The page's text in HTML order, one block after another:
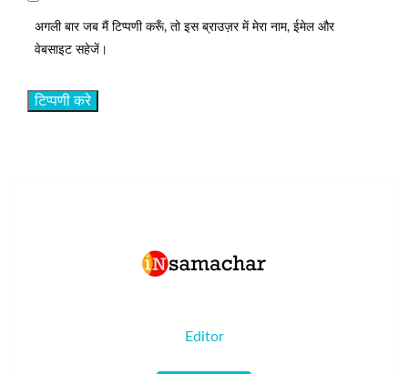
अगली बार जब मैं टिप्पणी करूँ, तो इस ब्राउज़र में मेरा नाम, ईमेल और
वेबसाइट सहेजें।
Editor